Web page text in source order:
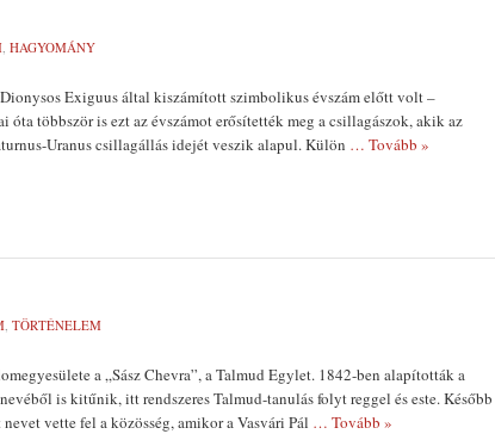
, HAGYOMÁNY
Dionysos Exiguus által kiszámított szimbolikus évszám előtt volt –
óta többször is ezt az évszámot erősítették meg a csillagászok, akik az
Uranus csillagállás idejét veszik alapul. Külön … Tovább »
, TÖRTÉNELEM
a „Sász Chevra”, a Talmud Egylet. 1842-ben alapították a
is kitűnik, itt rendszeres Talmud-tanulás folyt reggel és este. Később
vette fel a közösség, amikor a Vasvári Pál … Tovább »